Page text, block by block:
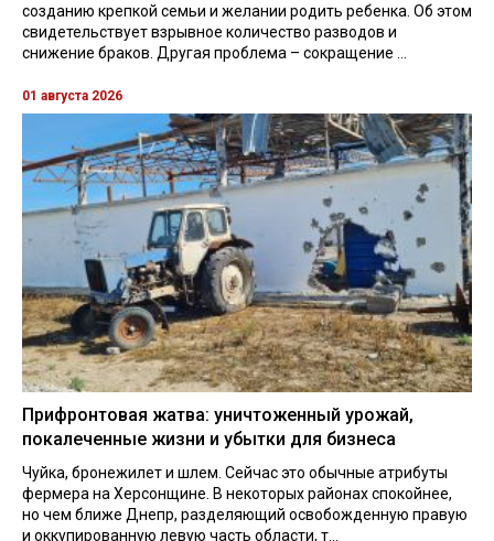
созданию крепкой семьи и желании родить ребенка. Об этом
свидетельствует взрывное количество разводов и
снижение браков. Другая проблема – сокращение ...
01 августа 2026
Прифронтовая жатва: уничтоженный урожай,
покалеченные жизни и убытки для бизнеса
Чуйка, бронежилет и шлем. Сейчас это обычные атрибуты
фермера на Херсонщине. В некоторых районах спокойнее,
но чем ближе Днепр, разделяющий освобожденную правую
и оккупированную левую часть области, т...